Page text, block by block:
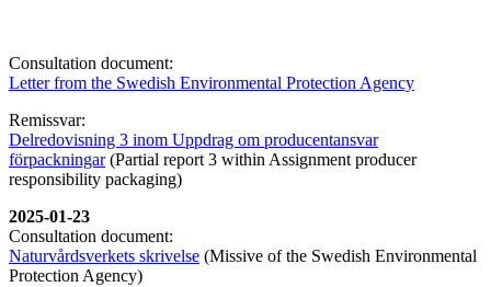
Consultation document:
Letter from the Swedish Environmental Protection Agency
Remissvar:
Delredovisning 3 inom Uppdrag om producentansvar
förpackningar(Partial report 3 within Assignment producer
responsibility packaging)
2025-01-23
Consultation document:
Naturvårdsverkets skrivelse (Missive of the Swedish Environmental
Protection Agency)